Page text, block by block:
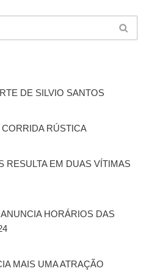
DE SILVIO SANTOS
RÚSTICA
RESULTA EM DUAS VÍTIMAS
HORÁRIOS DAS
MAIS UMA ATRAÇÃO